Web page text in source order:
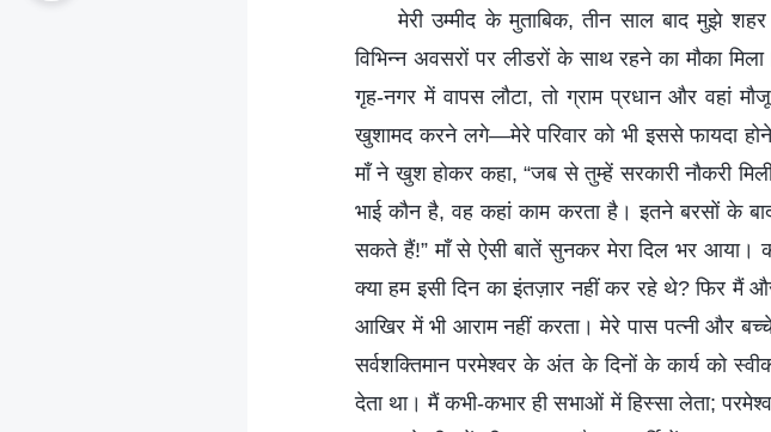
मेरी उम्मीद के मुताबिक, तीन साल बाद मुझे
विभिन्न अवसरों पर लीडरों के साथ रहने का मौका
गृह-नगर में वापस लौटा, तो ग्राम प्रधान और वहां
खुशामद करने लगे—मेरे परिवार को भी इससे फायदा
माँ ने खुश होकर कहा, “जब से तुम्हें सरकारी नौकरी
भाई कौन है, वह कहां काम करता है। इतने बरसों के
सकते हैं!” माँ से ऐसी बातें सुनकर मेरा दिल भर आया।
क्या हम इसी दिन का इंतज़ार नहीं कर रहे थे? फिर मैं
आखिर में भी आराम नहीं करता। मेरे पास पत्नी और
सर्वशक्तिमान परमेश्वर के अंत के दिनों के कार्य को
देता था। मैं कभी-कभार ही सभाओं में हिस्सा लेता;